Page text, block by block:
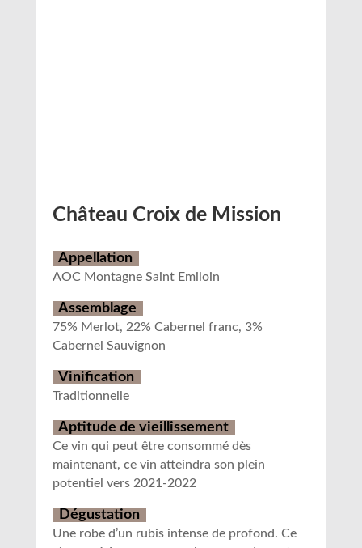
Château Croix de Mission
Appellation
AOC Montagne Saint Emiloin
Assemblage
75% Merlot, 22% Cabernel franc, 3%
Cabernel Sauvignon
Vinification
Traditionnelle
Aptitude de vieillissement
Ce vin qui peut être consommé dès
maintenant, ce vin atteindra son plein
potentiel vers 2021-2022
Dégustation
Une robe d’un rubis intense de profond. Ce